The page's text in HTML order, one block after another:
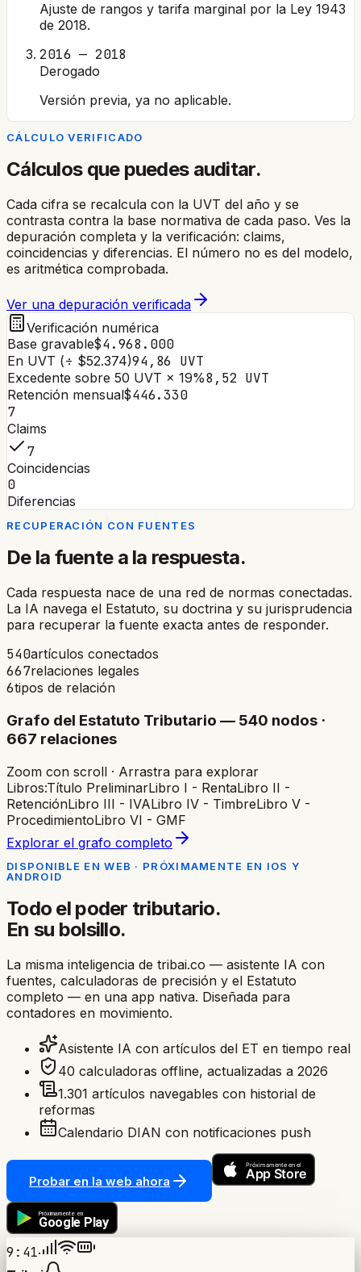
Ajuste de rangos y tarifa marginal por la Ley 1943
de 2018.
2016 — 2018
Derogado
Versión previa, ya no aplicable.
CÁLCULO VERIFICADO
Cálculos que puedes auditar.
Cada cifra se recalcula con la UVT del año y se
contrasta contra la base normativa de cada paso. Ves la
depuración completa y la verificación: claims,
coincidencias y diferencias. El número no es del modelo,
es aritmética comprobada.
Ver una depuración verificada
Verificación numérica
Base gravable$4.968.000
En UVT (÷ $52.374)94,86 UVT
Excedente sobre 50 UVT × 19%8,52 UVT
Retención mensual$446.330
7
Claims
7
Coincidencias
0
Diferencias
RECUPERACIÓN CON FUENTES
De la fuente a la respuesta.
Cada respuesta nace de una red de normas conectadas.
La IA navega el Estatuto, su doctrina y su jurisprudencia
para recuperar la fuente exacta antes de responder.
540artículos conectados
667relaciones legales
6tipos de relación
Grafo del Estatuto Tributario — 540 nodos ·
667 relaciones
Zoom con scroll · Arrastra para explorar
Libros:Título PreliminarLibro I - RentaLibro II -
RetenciónLibro III - IVALibro IV - TimbreLibro V -
ProcedimientoLibro VI - GMF
Explorar el grafo completo
DISPONIBLE EN WEB · PRÓXIMAMENTE EN IOS Y
ANDROID
Todo el poder tributario.
En su bolsillo.
La misma inteligencia de tribai.co — asistente IA con
fuentes, calculadoras de precisión y el Estatuto
completo — en una app nativa. Diseñada para
contadores en movimiento.
Asistente IA con artículos del ET en tiempo real
40 calculadoras offline, actualizadas a 2026
1.301 artículos navegables con historial de
reformas
Calendario DIAN con notificaciones push
Probar en la web ahora
9:41